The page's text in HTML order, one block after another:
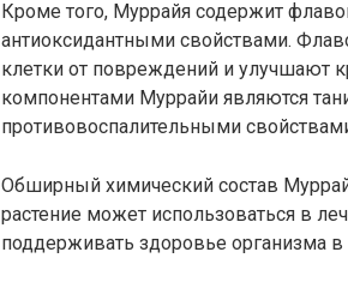
Кроме того, Муррайя содержит
антиоксидантными свойствами.
клетки от повреждений и
компонентами Муррайи являются
противовоспалительными
Обширный химический состав
растение может использоваться в
поддерживать здоровье организма